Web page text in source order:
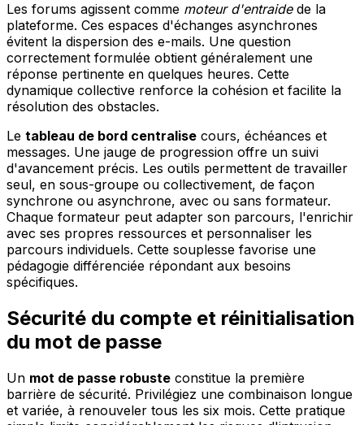
Les forums agissent comme moteur d'entraidede la
plateforme. Ces espaces d'échanges asynchrones
évitent la dispersion des e-mails. Une question
correctement formulée obtient généralement une
réponse pertinente en quelques heures. Cette
dynamique collective renforce la cohésion et facilite la
résolution des obstacles.
Le tableau de bord centralise cours, échéances et
messages. Une jauge de progression offre un suivi
d'avancement précis. Les outils permettent de travailler
seul, en sous-groupe ou collectivement, de façon
synchrone ou asynchrone, avec ou sans formateur.
Chaque formateur peut adapter son parcours, l'enrichir
avec ses propres ressources et personnaliser les
parcours individuels. Cette souplesse favorise une
pédagogie différenciée répondant aux besoins
spécifiques.
Sécurité du compte et réinitialisation
du mot de passe
Un mot de passe robuste constitue la première
barrière de sécurité. Privilégiez une combinaison longue
et variée, à renouveler tous les six mois. Cette pratique